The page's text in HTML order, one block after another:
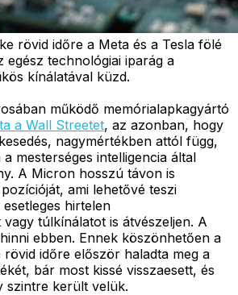
rövid időre a Meta és a Tesla fölé
egész technológiai iparág a
kínálatával küzd.
működő memórialapkagyártó
a Wall Streetet, az azonban, hogy
nagymértékben attól függ,
mesterséges intelligencia által
A Micron hosszú távon is
ami lehetővé teszi
hirtelen
túlkínálatot is átvészeljen. A
ebben. Ennek köszönhetően a
időre először haladta meg a
bár most kissé visszaesett, és
szintre került velük.